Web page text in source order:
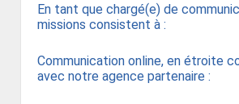
En tant que chargé(e) de
missions consistent à :
Communication online, en étroite
avec notre agence partenaire :